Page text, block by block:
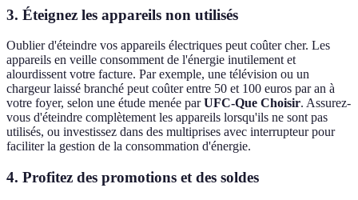
3. Éteignez les appareils non utilisés
Oublier d'éteindre vos appareils électriques peut coûter cher. Les
appareils en veille consomment de l'énergie inutilement et
alourdissent votre facture. Par exemple, une télévision ou un
chargeur laissé branché peut coûter entre 50 et 100 euros par an à
votre foyer, selon une étude menée parUFC-Que Choisir. Assurez-
vous d'éteindre complètement les appareils lorsqu'ils ne sont pas
utilisés, ou investissez dans des multiprises avec interrupteur pour
faciliter la gestion de la consommation d'énergie.
4. Profitez des promotions et des soldes